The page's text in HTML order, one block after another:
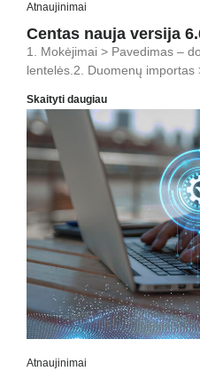
Atnaujinimai
Centas nauja versija
1. Mokėjimai > Pavedimas –
lentelės.2. Duomenų importas
Skaityti daugiau
Atnaujinimai